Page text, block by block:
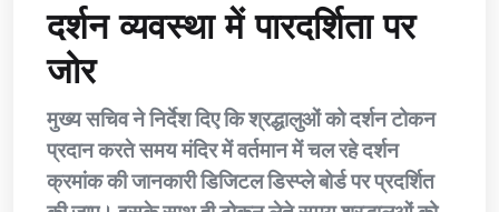
दर्शन व्यवस्था में पारदर्शिता पर
जोर
मुख्य सचिव ने निर्देश दिए कि श्रद्धालुओं को दर्शन टोकन
प्रदान करते समय मंदिर में वर्तमान में चल रहे दर्शन
क्रमांक की जानकारी डिजिटल डिस्प्ले बोर्ड पर प्रदर्शित